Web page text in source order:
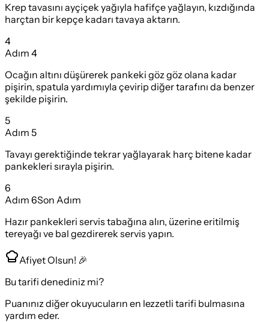
Krep tavasını ayçiçek yağıyla hafifçe yağlayın, kızdığında
harçtan bir kepçe kadarı tavaya aktarın.
4
Adım 4
Ocağın altını düşürerek pankeki göz göz olana kadar
pişirin, spatula yardımıyla çevirip diğer tarafını da benzer
şekilde pişirin.
5
Adım 5
Tavayı gerektiğinde tekrar yağlayarak harç bitene kadar
pankekleri sırayla pişirin.
6
Adım 6Son Adım
Hazır pankekleri servis tabağına alın, üzerine eritilmiş
tereyağı ve bal gezdirerek servis yapın.
Afiyet Olsun! 🎉
Bu tarifi denediniz mi?
Puanınız diğer okuyucuların en lezzetli tarifi bulmasına
yardım eder.